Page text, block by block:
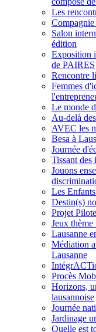
Les
Compagnie
Salon
édition
Exposition
de PAIRES
Rencontre
Femmes
Le monde
Au-delà
AVEC les
Besa à
Journée
Tissant des
Jouons
Les
Destin(s)
Projet
Jeux thème
Lausanne
Médiation
Lausanne
Procès
Horizons,
lausannoise
Journée
Jardinage
Quelle est